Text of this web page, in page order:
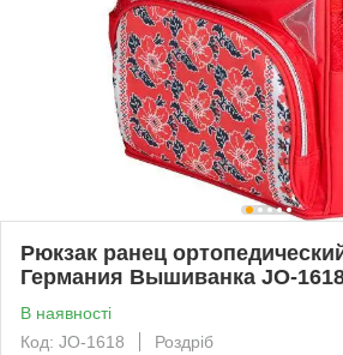
Рюкзак ранец
Германия Вышиванка JO-
В наявності
Код: JO-1618
Роздріб